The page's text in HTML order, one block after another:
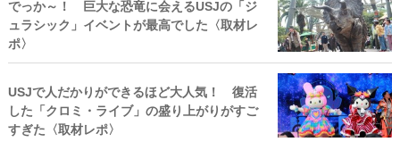
でっか～！ 巨大な恐竜に会えるUSJの「ジ
ュラシック」イベントが最高でした〈取材レ
ポ〉
USJで人だかりができるほど大人気！ 復活
した「クロミ・ライブ」の盛り上がりがすご
すぎた〈取材レポ〉